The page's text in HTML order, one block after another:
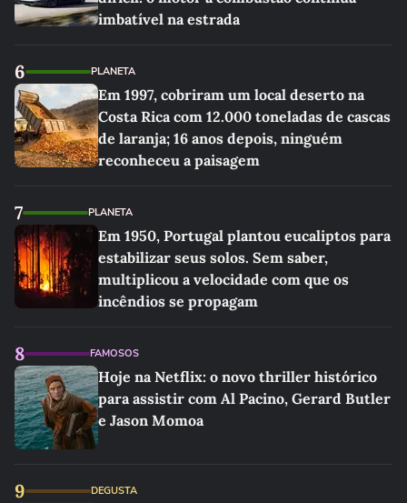
imbatível na estrada
6 PLANETA
Em 1997, cobriram um local deserto na
Costa Rica com 12.000 toneladas de cascas
de laranja; 16 anos depois, ninguém
reconheceu a paisagem
7 PLANETA
Em 1950, Portugal plantou eucaliptos para
estabilizar seus solos. Sem saber,
multiplicou a velocidade com que os
incêndios se propagam
8 FAMOSOS
Hoje na Netflix: o novo thriller histórico
para assistir com Al Pacino, Gerard Butler
e Jason Momoa
9 DEGUSTA